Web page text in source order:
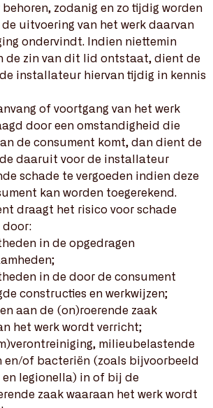
zodanig en zo tijdig worden
uitvoering van het werk daarvan
ondervindt. Indien niettemin
de zin van dit lid ontstaat, dient de
installateur hiervan tijdig in kennis
of voortgang van het werk
door een omstandigheid die
de consument komt, dan dient de
daaruit voor de installateur
schade te vergoeden indien deze
kan worden toegerekend.
draagt het risico voor schade
door:
in de opgedragen
in de door de consument
constructies en werkwijzen;
aan de (on)roerende zaak
het werk wordt verricht;
milieubelastende
en/of bacteriën (zoals bijvoorbeeld
en legionella) in of bij de
zaak waaraan het werk wordt